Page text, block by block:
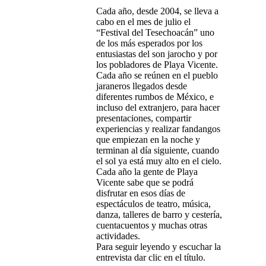
Cada año, desde 2004, se lleva a
cabo en el mes de julio el
“Festival del Tesechoacán” uno
de los más esperados por los
entusiastas del son jarocho y por
los pobladores de Playa Vicente.
Cada año se reúnen en el pueblo
jaraneros llegados desde
diferentes rumbos de México, e
incluso del extranjero, para hacer
presentaciones, compartir
experiencias y realizar fandangos
que empiezan en la noche y
terminan al día siguiente, cuando
el sol ya está muy alto en el cielo.
Cada año la gente de Playa
Vicente sabe que se podrá
disfrutar en esos días de
espectáculos de teatro, música,
danza, talleres de barro y cestería,
cuentacuentos y muchas otras
actividades.
Para seguir leyendo y escuchar la
entrevista dar clic en el título.